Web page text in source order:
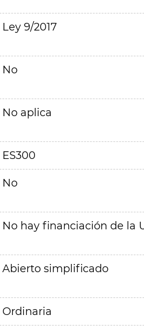
Ley 9/2017
No
No aplica
ES300
No
No hay financiación de la
Abierto simplificado
Ordinaria